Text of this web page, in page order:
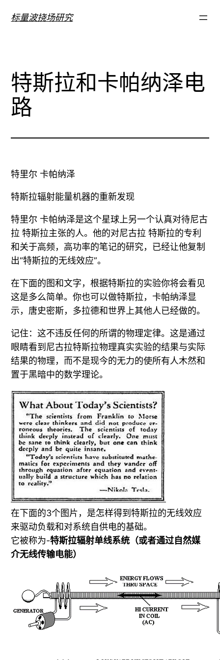
标量波挠场研究
特斯拉和卡帕纳泽电
路
特里尔 卡帕纳泽
特斯拉辐射能量机器的重新发现
特里尔 卡帕纳泽是这个星球上另一个认真对待尼古
拉 特斯拉主张的人。他的对尼古拉 特斯拉的专利
和关于高频，高功率的笔记的研究，已经让他复制
出“特斯拉的无线效应”。
在下面的图和文字，根据特斯拉的实验你将会看见
这是多么简单。你也可以做特斯拉，卡帕纳泽显
示，唐史密斯，多拉德和世界上其他人已经做的。
记住：这不违反任何的所谓的物理定律。这是通过
眼睛看到尼古拉特斯拉物理真实实验的结果与实际
结果的物理，而不是现今的无力的使所有人木然和
置于黑暗中的数学理论。
在下面的3个图片，是怎样得到特斯拉的无线效应
来驱动负载和对系统自供电的基础。
它被称为-特斯拉辐射单线系统（或者通过自然媒
介无线传输电能）